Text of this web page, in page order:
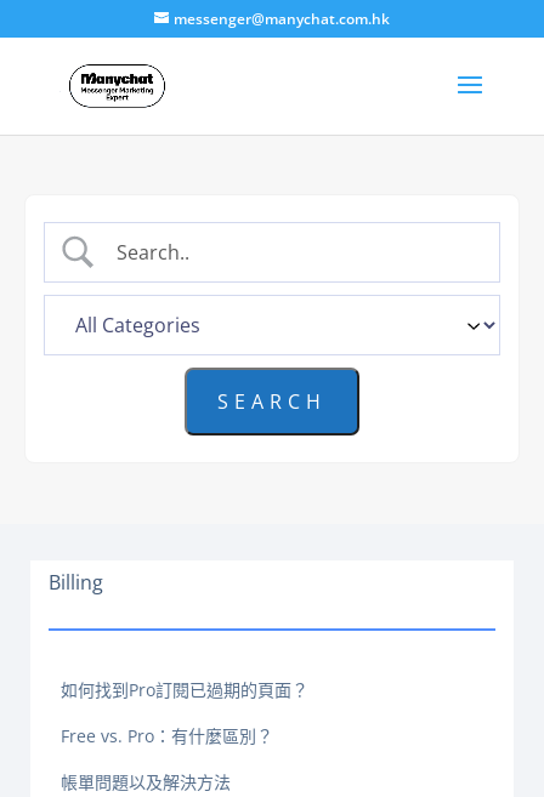
messenger@manychat.com.hk
Billing
如何找到Pro訂閱已過期的頁面？
Free vs. Pro：有什麼區別？
帳單問題以及解決方法